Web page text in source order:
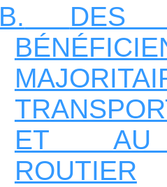
B.
DES
ET AU
ROUTIER